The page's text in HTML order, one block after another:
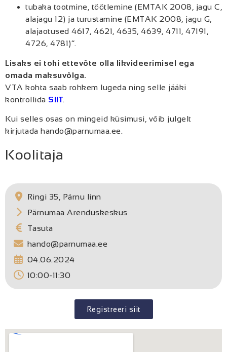
tubaka tootmine, töötlemine (EMTAK 2008, jagu C,
alajagu 12) ja turustamine (EMTAK 2008, jagu G,
alajaotused 4617, 4621, 4635, 4639, 4711, 47191,
4726, 4781)”.
Lisaks ei tohi ettevõte olla likvideerimisel ega
omada maksuvõlga.
VTA kohta saab rohkem lugeda ning selle jääki
kontrollida SIIT.
Kui selles osas on mingeid küsimusi, võib julgelt
kirjutada hando@parnumaa.ee.
Koolitaja
Ringi 35, Pärnu linn
Pärnumaa Arenduskeskus
Tasuta
hando@parnumaa.ee
04.06.2024
10:00-11:30
Registreeri siit